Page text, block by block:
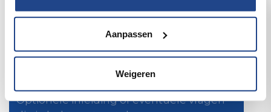
Aanpassen
Weigeren
Curriculum vitae
Geef een cv of een LinkedIn profiel op